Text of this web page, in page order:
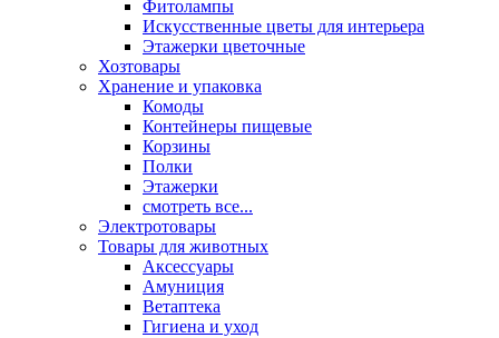
Фитолампы
Искусственные цветы для интерьера
Этажерки цветочные
Хозтовары
Хранение и упаковка
Комоды
Контейнеры пищевые
Корзины
Полки
Этажерки
смотреть все...
Электротовары
Товары для животных
Аксессуары
Амуниция
Ветаптека
Гигиена и уход